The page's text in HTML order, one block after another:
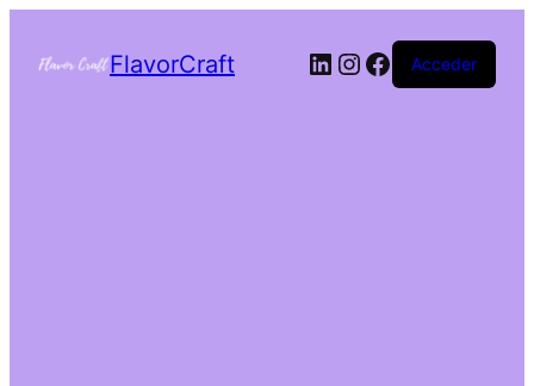
FlavorCraft Acceder